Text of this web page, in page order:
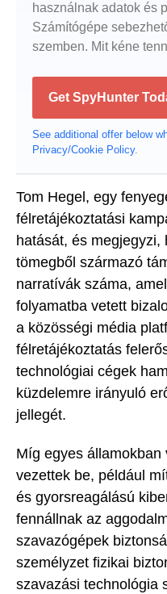
használnak adatok és
Számítógépe
szemben. Mit kéne
Get SpyHunter
See additional offer below
Privacy/Cookie Policy.
Tom Hegel, egy
félretájékoztatási
hatását, és megjegyzi,
tömegből származó
narratívák száma,
folyamatba vetett
a közösségi média
félretájékoztatás
technológiai cégek
küzdelemre irányuló
jellegét.
Míg egyes
vezettek be, például
és gyorsreagálású
fennállnak az
szavazógépek
személyzet fizikai
szavazási technológia